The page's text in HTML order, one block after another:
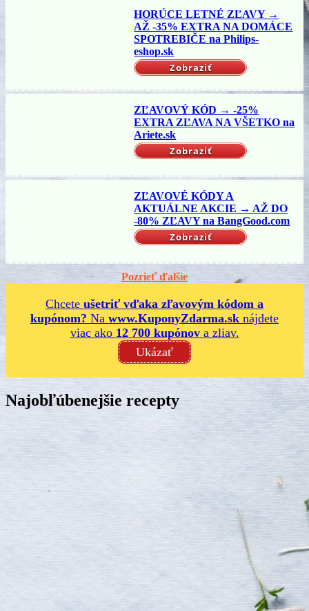
HORÚCE LETNÉ ZĽAVY →
AŽ -35% EXTRA NA DOMÁCE
SPOTREBIČE na Philips-
eshop.sk
Zobraziť
ZĽAVOVÝ KÓD → -25%
EXTRA ZĽAVA NA VŠETKO na
Ariete.sk
Zobraziť
ZĽAVOVÉ KÓDY A
AKTUÁLNE AKCIE → AŽ DO
-80% ZĽAVY na BangGood.com
Zobraziť
Pozrieť ďalšie
Chcete ušetriť vďaka zľavovým kódom a
kupónom? Na www.KuponyZdarma.sk nájdete
viac ako 12 700 kupónova zliav.
Ukázať
Najobľúbenejšie recepty